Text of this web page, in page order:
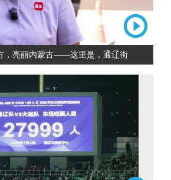
，亮丽内蒙古——这里是，通辽街